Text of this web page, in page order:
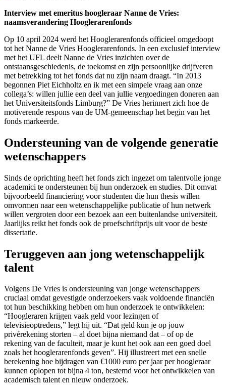
Interview met emeritus hoogleraar Nanne de Vries:
naamsverandering Hooglerarenfonds
Op 10 april 2024 werd het Hooglerarenfonds officieel omgedoopt
tot het Nanne de Vries Hooglerarenfonds. In een exclusief interview
met het UFL deelt Nanne de Vries inzichten over de
ontstaansgeschiedenis, de toekomst en zijn persoonlijke drijfveren
met betrekking tot het fonds dat nu zijn naam draagt. “In 2013
begonnen Piet Eichholtz en ik met een simpele vraag aan onze
collega’s: willen jullie een deel van jullie vergoedingen doneren aan
het Universiteitsfonds Limburg?” De Vries herinnert zich hoe de
motiverende respons van de UM-gemeenschap het begin van het
fonds markeerde.
Ondersteuning van de volgende generatie
wetenschappers
Sinds de oprichting heeft het fonds zich ingezet om talentvolle jonge
academici te ondersteunen bij hun onderzoek en studies. Dit omvat
bijvoorbeeld financiering voor studenten die hun thesis willen
omvormen naar een wetenschappelijke publicatie of hun netwerk
willen vergroten door een bezoek aan een buitenlandse universiteit.
Jaarlijks reikt het fonds ook de proefschriftprijs uit voor de beste
dissertatie.
Teruggeven aan jong wetenschappelijk
talent
Volgens De Vries is ondersteuning van jonge wetenschappers
cruciaal omdat gevestigde onderzoekers vaak voldoende financiën
tot hun beschikking hebben om hun onderzoek te ontwikkelen:
“Hoogleraren krijgen vaak geld voor lezingen of
televisieoptredens,” legt hij uit. “Dat geld kun je op jouw
privérekening storten – al doet bijna niemand dat – of op de
rekening van de faculteit, maar je kunt het ook aan een goed doel
zoals het hooglerarenfonds geven”. Hij illustreert met een snelle
berekening hoe bijdragen van €1000 euro per jaar per hoogleraar
kunnen oplopen tot bijna 4 ton, bestemd voor het ontwikkelen van
academisch talent en nieuw onderzoek.